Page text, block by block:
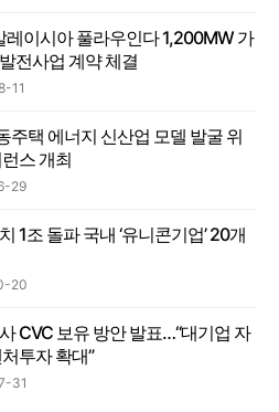
레이시아 풀라우인다 1,200MW 가
전사업 계약 체결
11
주택 에너지 신산업 모델 발굴 위
스 개최
29
1조 돌파 국내 ‘유니콘기업’ 20개
20
CVC 보유 방안 발표…“대기업 자
투자 확대”
31